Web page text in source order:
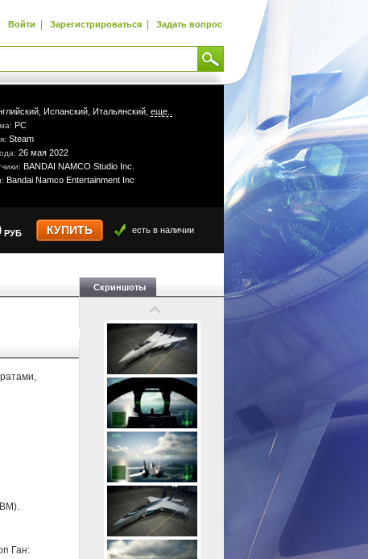
Войти | Зарегистрироваться | Задать вопрос
Испанский, Итальянский, еще..
PC
Steam
26 мая 2022
BANDAI NAMCO Studio Inc.
Bandai Namco Entertainment Inc
РУБ КУПИТЬ есть в наличии
Ган:
Скриншоты